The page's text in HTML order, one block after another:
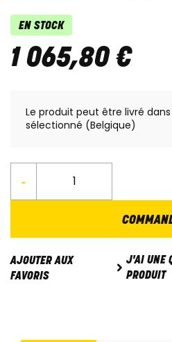
EN STOCK
1 065,80€
Le produit peut être livré
sélectionné (Belgique)
-
AJOUTER AUX
FAVORIS
J'AI UNE
PRODUIT